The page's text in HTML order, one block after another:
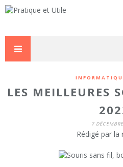
LES MEILLEURES
7
Rédigé par la